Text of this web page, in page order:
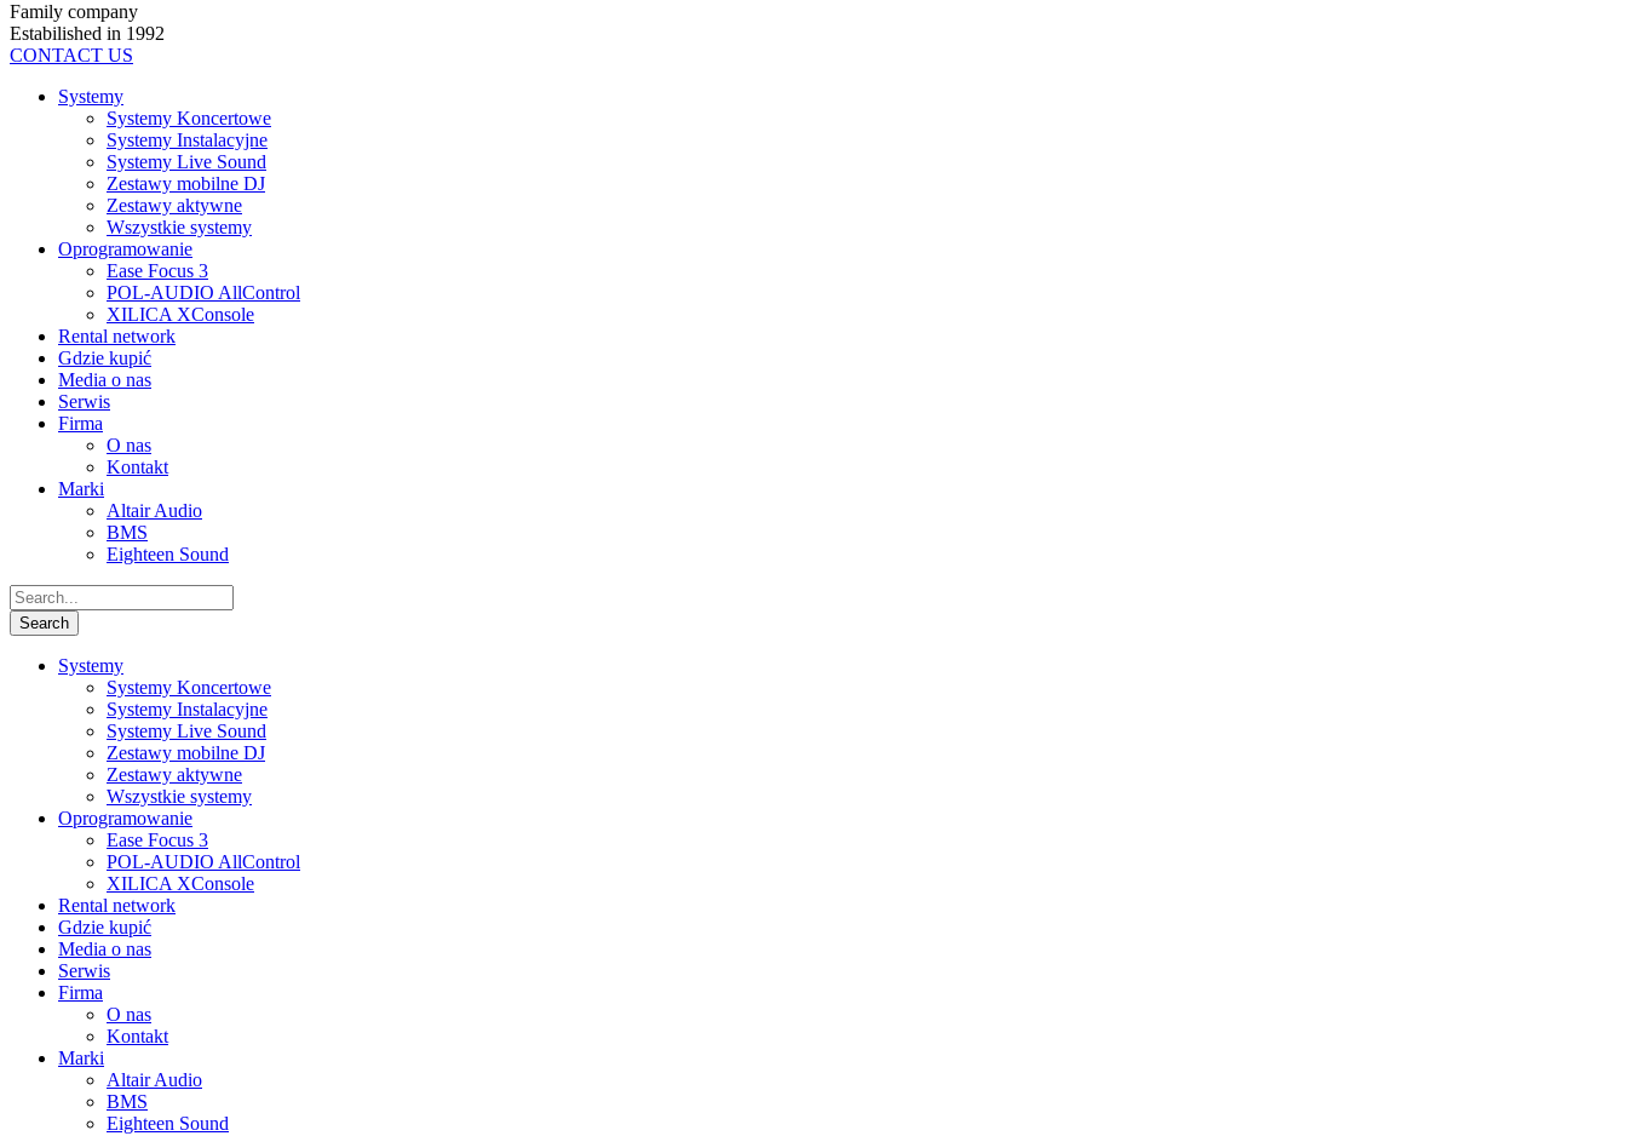
Family company
Estabilished in 1992
CONTACT US
Systemy
Systemy Koncertowe
Systemy Instalacyjne
Systemy Live Sound
Zestawy mobilne DJ
Zestawy aktywne
Wszystkie systemy
Oprogramowanie
Ease Focus 3
POL-AUDIO AllControl
XILICA XConsole
Rental network
Gdzie kupić
Media o nas
Serwis
Firma
O nas
Kontakt
Marki
Altair Audio
BMS
Eighteen Sound
Systemy
Systemy Koncertowe
Systemy Instalacyjne
Systemy Live Sound
Zestawy mobilne DJ
Zestawy aktywne
Wszystkie systemy
Oprogramowanie
Ease Focus 3
POL-AUDIO AllControl
XILICA XConsole
Rental network
Gdzie kupić
Media o nas
Serwis
Firma
O nas
Kontakt
Marki
Altair Audio
BMS
Eighteen Sound